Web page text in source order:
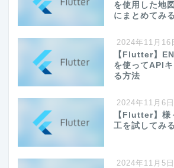
を使用した地
にまとめてみる
2024年11月16
【Flutter】
を使ってAPI
る方法
2024年11月6日
【Flutter】様
工を試してみる
2024年11月5日